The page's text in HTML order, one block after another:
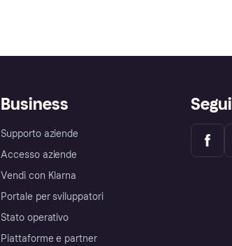
Business
Supporto aziende
Accesso aziende
Vendi con Klarna
Portale per sviluppatori
Stato operativo
Piattaforme e partner
Segui